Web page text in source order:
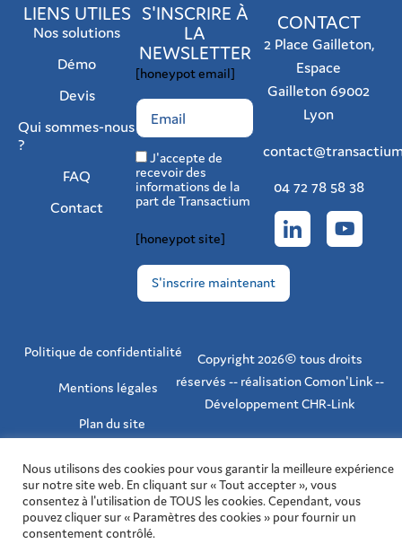
LIENS UTILES
Nos solutions
Démo
Devis
Qui sommes-nous
?
FAQ
Contact
S'INSCRIRE À
LA
NEWSLETTER
[honeypot email]
J'accepte de
recevoir des
informations de la
part de Transactium
[honeypot site]
CONTACT
2 Place Gailleton,
Espace
Gailleton 69002
Lyon
04 72 78 58 38
Copyright 2026© tous droits
réservés -- réalisation Comon'Link --
Développement CHR-Link
Politique de confidentialité
Mentions légales
Plan du site
Nous utilisons des cookies pour vous garantir la meilleure expérience
sur notre site web. En cliquant sur « Tout accepter », vous
consentez à l'utilisation de TOUS les cookies. Cependant, vous
pouvez cliquer sur « Paramètres des cookies » pour fournir un
consentement contrôlé.